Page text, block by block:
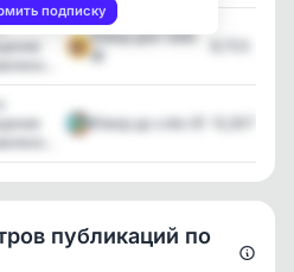
Юмор для тебя
😆
Юмор до слёз 🤣 13,307
подписку
публикаций по